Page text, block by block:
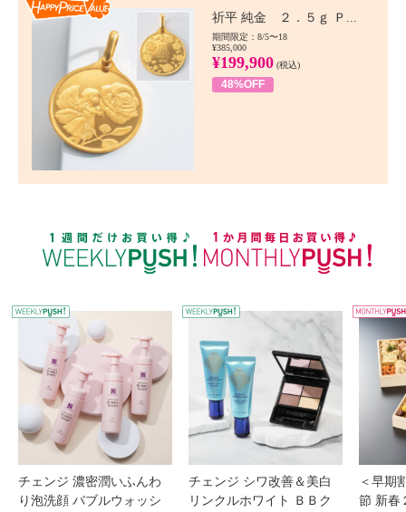
祈平 純金 ２．５ｇ Ｐ...
期間限定：8/5〜18
¥385,000
¥199,900 (税込)
48%OFF
WEEKLY PUSH
チェンジ 濃密潤いふんわ
り泡洗顔 バブルウォッシ
チェンジ シワ改善＆美白
リンクルホワイト ＢＢク
＜早期
節 新春